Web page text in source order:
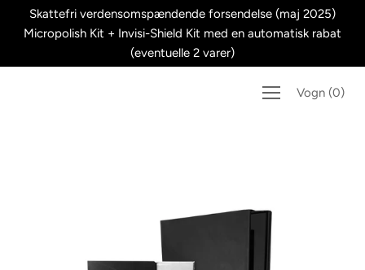
SpringSkattefri verdensomspændende forsendelse (maj 2025)
Micropolish Kit + Invisi-Shield Kit med en automatisk rabat
(eventuelle 2 varer)
Vogn (0)